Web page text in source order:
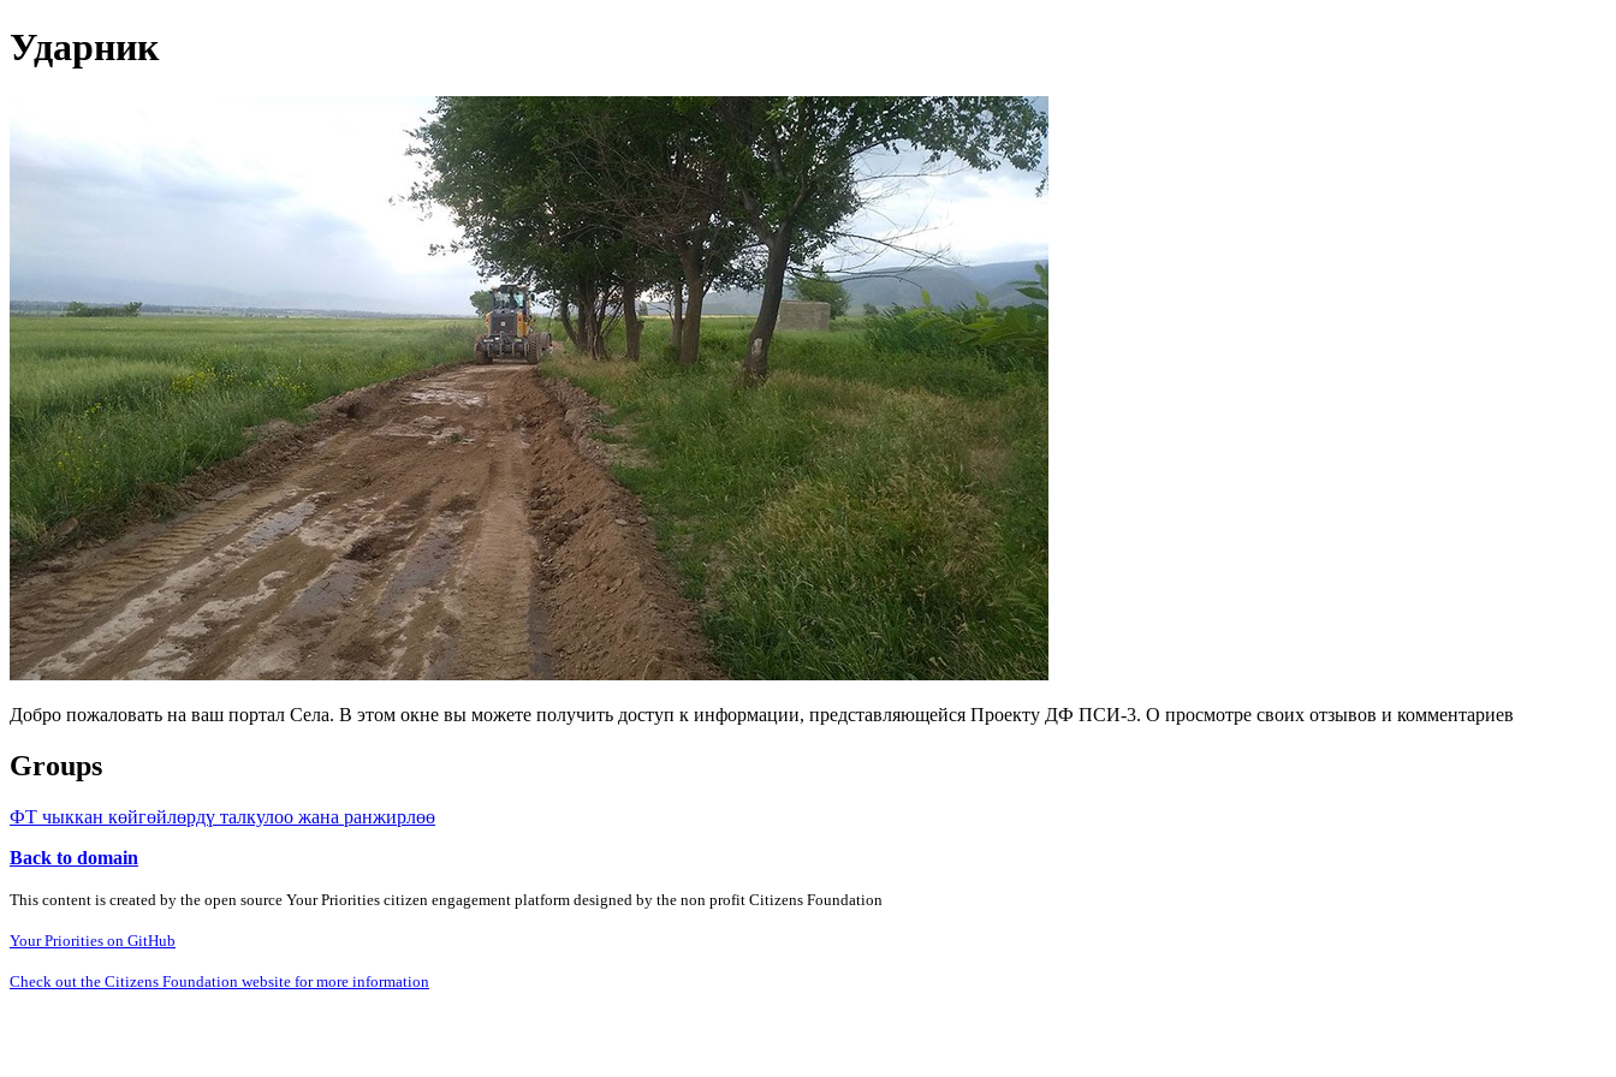
Ударник
Добро пожаловать на ваш портал Села. В этом окне вы можете получить доступ к информации, представляющейся Проекту ДФ ПСИ-3. О просмотре своих отзывов и комментариев
Groups
ФТ чыккан көйгөйлөрдү талкулоо жана ранжирлөө
Back to domain
This content is created by the open source Your Priorities citizen engagement platform designed by the non profit Citizens Foundation
Your Priorities on GitHub
Check out the Citizens Foundation website for more information